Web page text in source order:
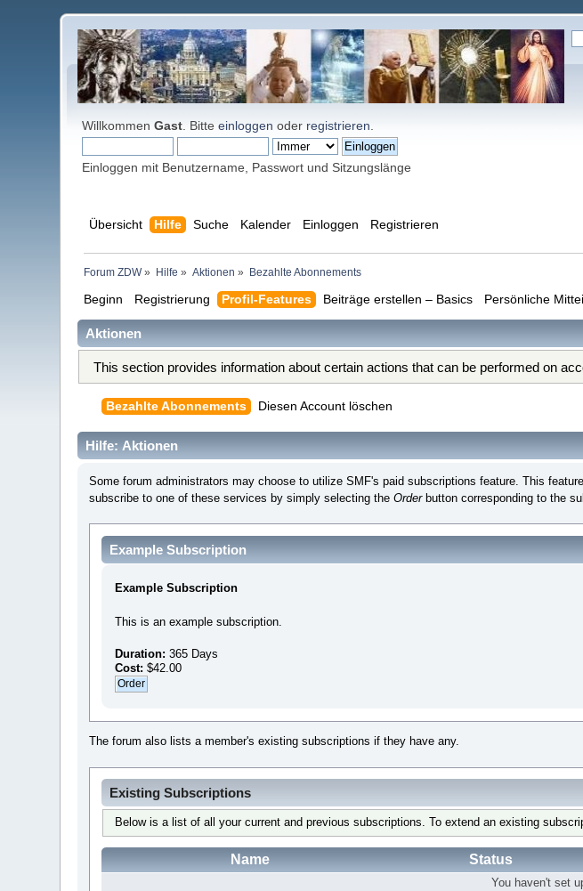
WillkommenGast . Bitteeinloggen oder registrieren
Einloggen mit Benutzername, Passwort und Sitzungslänge
Übersicht Hilfe Suche Kalender Einloggen Registrieren
Forum ZDW» Hilfe » Aktionen » Bezahlte Abonnements
Beginn Registrierung Profil-Features Beiträge erstellen – Basics Persönliche
Aktionen
This section provides information about certain actions that can be performed on
Bezahlte Abonnements Diesen Account löschen
Hilfe: Aktionen
Some forum administrators may choose to utilize SMF's paid subscriptions feature. This
subscribe to one of these services by simply selecting the Orderbutton corresponding to the
Example Subscription
Example Subscription
This is an example subscription.
Duration: 365 Days
Cost: $42.00
The forum also lists a member's existing subscriptions if they have any.
Existing Subscriptions
Below is a list of all your current and previous subscriptions. To extend an existing
Name Status
You haven't set